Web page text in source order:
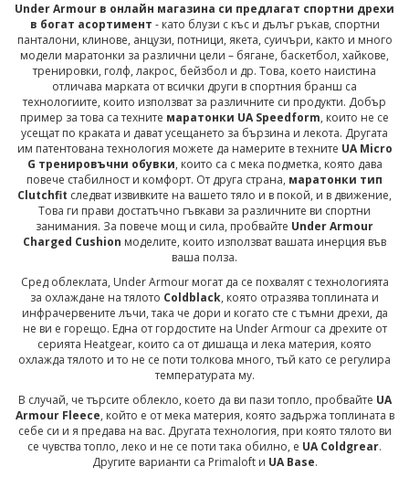
Under Armour в онлайн магазина си предлагат спортни дрехи
в богат асортимент - като блузи с къс и дълъг ръкав, спортни
панталони, клинове, анцузи, потници, якета, суичъри, както и много
модели маратонки за различни цели – бягане, баскетбол, хайкове,
тренировки, голф, лакрос, бейзбол и др. Това, което наистина
отличава марката от всички други в спортния бранш са
технологиите, които използват за различните си продукти. Добър
пример за това са техните маратонки UA Speedform, които не се
усещат по краката и дават усещането за бързина и лекота. Другата
им патентована технология можете да намерите в техните UA Micro
G тренировъчни обувки, които са с мека подметка, която дава
повече стабилност и комфорт. От друга страна, маратонки тип
Clutchfit следват извивките на вашето тяло и в покой, и в движение,
Това ги прави достатъчно гъвкави за различните ви спортни
занимания. За повече мощ и сила, пробвайте Under Armour
Charged Cushion моделите, които използват вашата инерция във
ваша полза.
Сред облеклата, Under Armour могат да се похвалят с технологията
за охлаждане на тялото Coldblack, която отразява топлината и
инфрачервените лъчи, така че дори и когато сте с тъмни дрехи, да
не ви е горещо. Една от гордостите на Under Armour са дрехите от
серията Heatgear, които са от дишаща и лека материя, която
охлажда тялото и то не се поти толкова много, тъй като се регулира
температурата му.
В случай, че търсите облекло, което да ви пази топло, пробвайте UA
Armour Fleece, който е от мека материя, която задържа топлината в
себе си и я предава на вас. Другата технология, при която тялото ви
се чувства топло, леко и не се поти така обилно, е UA Coldgrear.
Другите варианти са Primaloft и UA Base.